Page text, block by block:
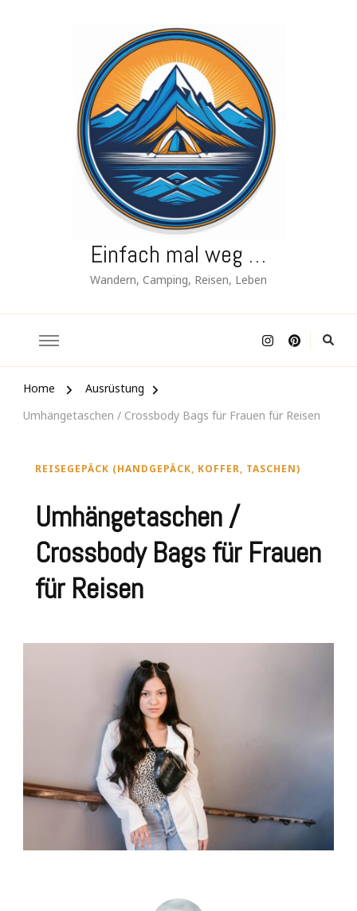
Einfach mal weg …
Wandern, Camping, Reisen, Leben
Home
Ausrüstung
Umhängetaschen / Crossbody Bags für Frauen für Reisen
REISEGEPÄCK (HANDGEPÄCK, KOFFER, TASCHEN)
Umhängetaschen /
Crossbody Bags für Frauen
für Reisen